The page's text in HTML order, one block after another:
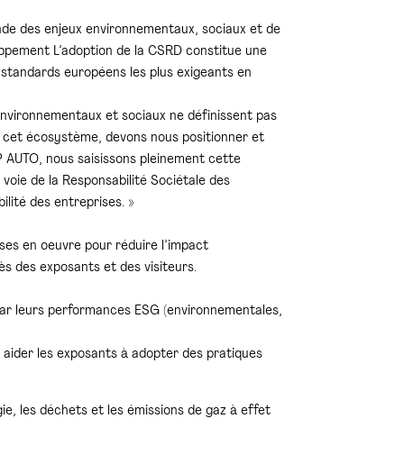
des enjeux environnementaux, sociaux et de
L’adoption de la CSRD constitue une
européens les plus exigeants en
et sociaux ne définissent pas
écosystème, devons nous positionner et
AUTO, nous saisissons pleinement cette
de la Responsabilité Sociétale des
des entreprises. »
en oeuvre pour réduire l’impact
des exposants et des visiteurs.
leurs performances ESG (environnementales,
les exposants à adopter des pratiques
les déchets et les émissions de gaz à effet